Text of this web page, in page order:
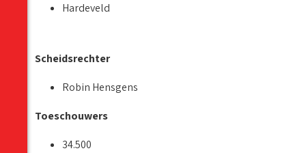
Hardeveld
Scheidsrechter
Robin Hensgens
Toeschouwers
34.500